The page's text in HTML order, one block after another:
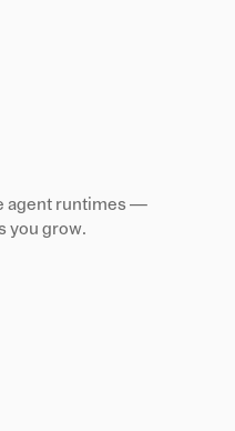
agent runtimes —
you grow.